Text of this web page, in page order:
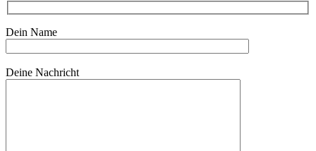
Dein Name
Deine Nachricht